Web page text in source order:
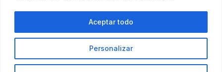
Personalizar
Aceptar todo
¡Hola!
por WhatsApp
Copyright © 2025 Comenaranjas. Todos los derechos